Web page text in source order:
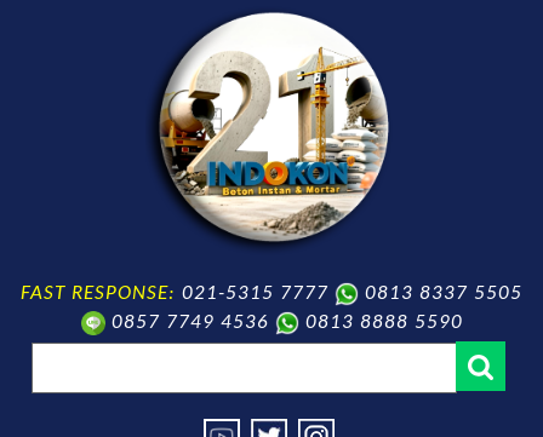
FAST RESPONSE: 021-5315 7777
0813 8337 5505
0857 7749 4536
0813 8888 5590